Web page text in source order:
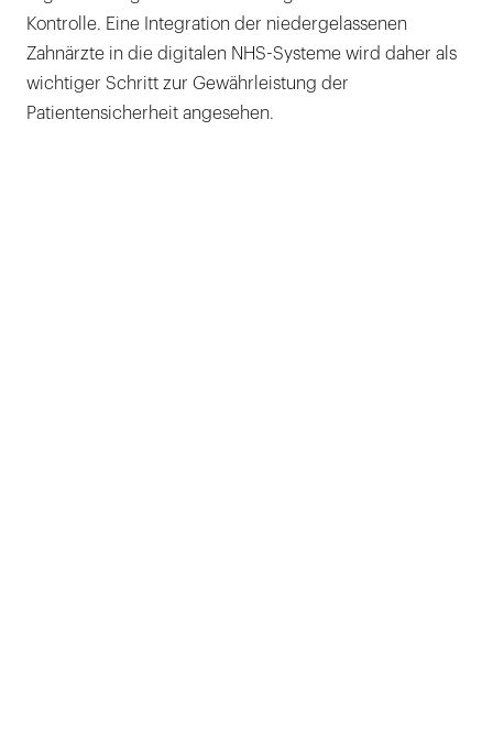
Kontrolle. Eine Integration der niedergelassenen
Zahnärzte in die digitalen NHS-Systeme wird daher als
wichtiger Schritt zur Gewährleistung der
Patientensicherheit angesehen.